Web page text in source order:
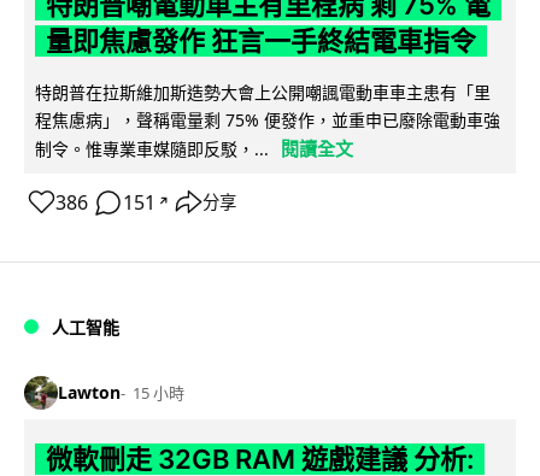
量即焦慮發作 狂言一手終結電車指令
特朗普在拉斯維加斯造勢大會上公開嘲諷電動車車主患有「里
程焦慮病」，聲稱電量剩 75% 便發作，並重申已廢除電動車強
制令。惟專業車媒隨即反駁，...
閱讀全文
386 151 ↗ 分享
人工智能
Lawton 15 小時
微軟刪走 32GB RAM 遊戲建議 分析: